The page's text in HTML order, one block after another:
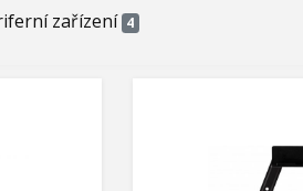
zařízení 4